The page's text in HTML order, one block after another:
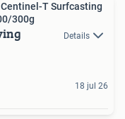
T Surfcasting
300g
Details
18 jul 26